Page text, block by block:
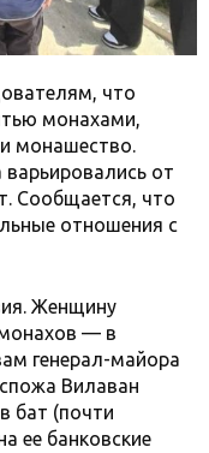
что
монахами,
монашество.
варьировались от
Сообщается, что
отношения с
Женщину
— в
генерал-майора
Вилаван
бат (почти
ее банковские